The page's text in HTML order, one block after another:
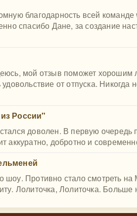
благодарность всей
спасибо Дане, за создание
мой отзыв поможет хорошим
от отпуска. Никогда
России"
доволен. В первую очередь
аккуратно, добротно и
шоу. Противно стало смотреть на
Лолиточка, Лолиточка.